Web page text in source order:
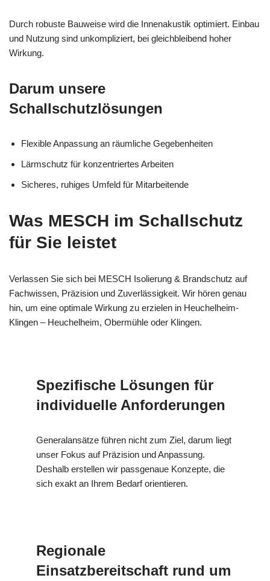
Durch robuste Bauweise wird die Innenakustik optimiert. Einbau
und Nutzung sind unkompliziert, bei gleichbleibend hoher
Wirkung.
Darum unsere
Schallschutzlösungen
Flexible Anpassung an räumliche Gegebenheiten
Lärmschutz für konzentriertes Arbeiten
Sicheres, ruhiges Umfeld für Mitarbeitende
Was MESCH im Schallschutz
für Sie leistet
Verlassen Sie sich bei MESCH Isolierung & Brandschutz auf
Fachwissen, Präzision und Zuverlässigkeit. Wir hören genau
hin, um eine optimale Wirkung zu erzielen in Heuchelheim-
Klingen – Heuchelheim, Obermühle oder Klingen.
Spezifische Lösungen für
individuelle Anforderungen
Generalansätze führen nicht zum Ziel, darum liegt
unser Fokus auf Präzision und Anpassung.
Deshalb erstellen wir passgenaue Konzepte, die
sich exakt an Ihrem Bedarf orientieren.
Regionale
Einsatzbereitschaft rund um